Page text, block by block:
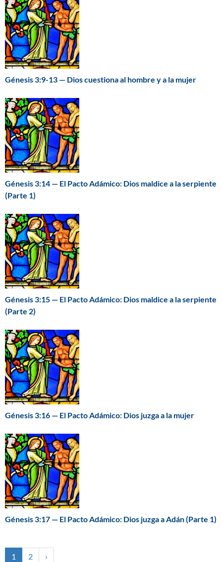
Génesis 3:9-13 — Dios cuestiona al hombre y a la mujer
Génesis 3:14 — El Pacto Adámico: Dios maldice a la serpiente
(Parte 1)
Génesis 3:15 — El Pacto Adámico: Dios maldice a la serpiente
(Parte 2)
Génesis 3:16 — El Pacto Adámico: Dios juzga a la mujer
Génesis 3:17 — El Pacto Adámico: Dios juzga a Adán (Parte 1)
1 2 ›